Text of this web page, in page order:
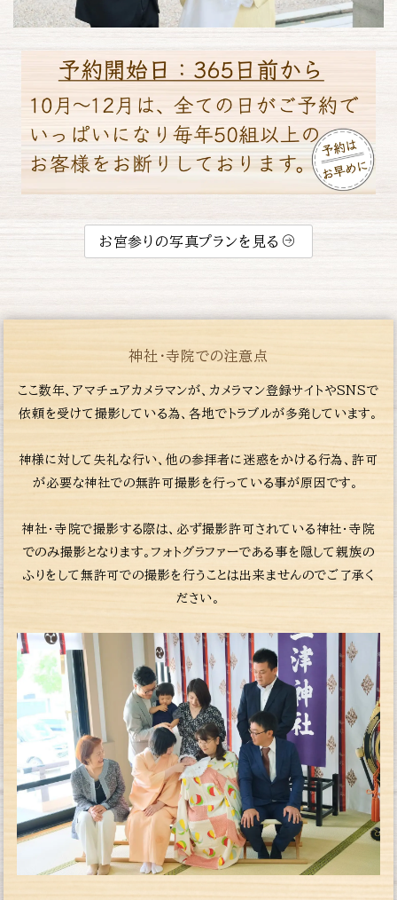
お宮参りの写真プランを見る
神社・寺院での注意点
ここ数年、アマチュアカメラマンが、カメラマン登録サイトやSNSで
依頼を受けて撮影している為、各地でトラブルが多発しています。
神様に対して失礼な行い、他の参拝者に迷惑をかける行為、許可
が必要な神社での無許可撮影を行っている事が原因です。
神社・寺院で撮影する際は、必ず撮影許可されている神社・寺院
でのみ撮影となります。フォトグラファーである事を隠して親族の
ふりをして無許可での撮影を行うことは出来ませんのでご了承く
ださい。